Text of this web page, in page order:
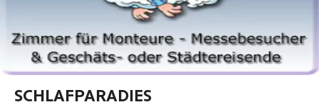
SCHLAFPARADIES